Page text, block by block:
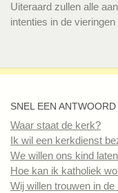
Uiteraard zullen alle
intenties in de
SNEL EEN ANTWOORD
Waar staat de kerk?
Ik wil een kerkdienst
We willen ons kind
Hoe kan ik katholiek
Wij willen trouwen in de